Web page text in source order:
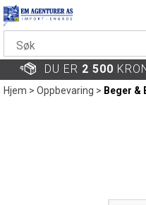
DU ER 2 500
Hjem>Oppbevaring> Beger &